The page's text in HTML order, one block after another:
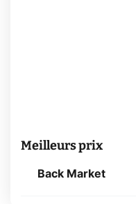
Meilleurs prix
Back Market